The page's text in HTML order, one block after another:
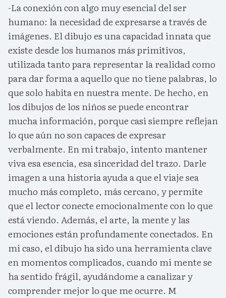
-La conexión con algo muy esencial del ser
humano: la necesidad de expresarse a través de
imágenes. El dibujo es una capacidad innata que
existe desde los humanos más primitivos,
utilizada tanto para representar la realidad como
para dar forma a aquello que no tiene palabras, lo
que solo habita en nuestra mente. De hecho, en
los dibujos de los niños se puede encontrar
mucha información, porque casi siempre reflejan
lo que aún no son capaces de expresar
verbalmente. En mi trabajo, intento mantener
viva esa esencia, esa sinceridad del trazo. Darle
imagen a una historia ayuda a que el viaje sea
mucho más completo, más cercano, y permite
que el lector conecte emocionalmente con lo que
está viendo. Además, el arte, la mente y las
emociones están profundamente conectados. En
mi caso, el dibujo ha sido una herramienta clave
en momentos complicados, cuando mi mente se
ha sentido frágil, ayudándome a canalizar y
comprender mejor lo que me ocurre. M